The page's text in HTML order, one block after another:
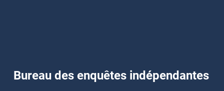
Bureau des enquêtes indépendantes